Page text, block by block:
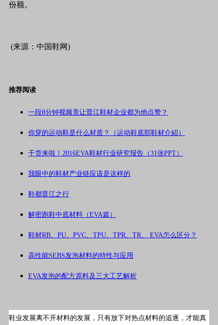
份额。
(来源：中国鞋网)
推荐阅读
一段8分钟视频竟让晋江鞋材企业都为他点赞？
你穿的运动鞋是什么材质？（运动鞋底部鞋材介紹）
干货来啦！2016EVA鞋材行业研究报告（31张PPT）
我眼中的鞋材产业链应该是这样的
鞋都晋江之行
解密跑鞋中底材料（EVA篇）
鞋材RB、PU、PVC、TPU、TPR、TR、 EVA怎么区分？
高性能SEBS发泡材料的特性与应用
EVA发泡的配方原料及三大工艺解析
鞋业发展离不开材料的发展，只有放下对热点材料的追逐，才能真